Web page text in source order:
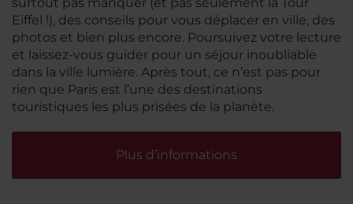
Eiffel !), des conseils pour vous déplacer en ville, des
photos et bien plus encore. Poursuivez votre lecture
et laissez-vous guider pour un séjour inoubliable
dans la ville lumière. Après tout, ce n’est pas pour
rien que Paris est l’une des destinations
touristiques les plus prisées de la planète.
Plus d’informations